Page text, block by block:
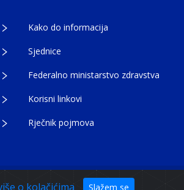
o kolačićima Slažem se
Kako do informacija
Sjednice
Federalno ministarstvo zdravstva
Korisni linkovi
Rječnik pojmova